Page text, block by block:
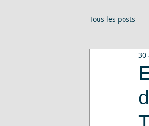
Tous les posts
Évenements
30